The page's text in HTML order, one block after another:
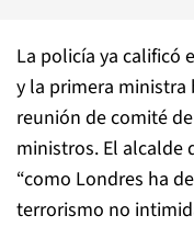
La policía ya calificó
y la primera ministra
reunión de comité
ministros. El alcalde
“como Londres ha
terrorismo no